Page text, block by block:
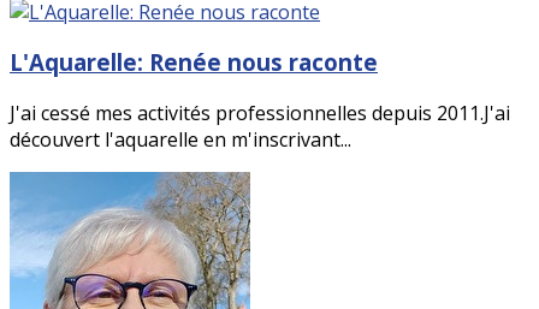
L'Aquarelle: Renée nous raconte
J'ai cessé mes activités professionnelles depuis 2011.J'ai
découvert l'aquarelle en m'inscrivant...